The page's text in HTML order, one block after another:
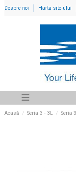
Despre noi Harta site-ului
Acasă Seria 3 - 3L Seria